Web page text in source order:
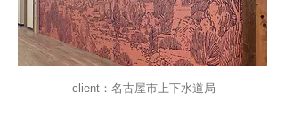
client：名古屋市上下水道局